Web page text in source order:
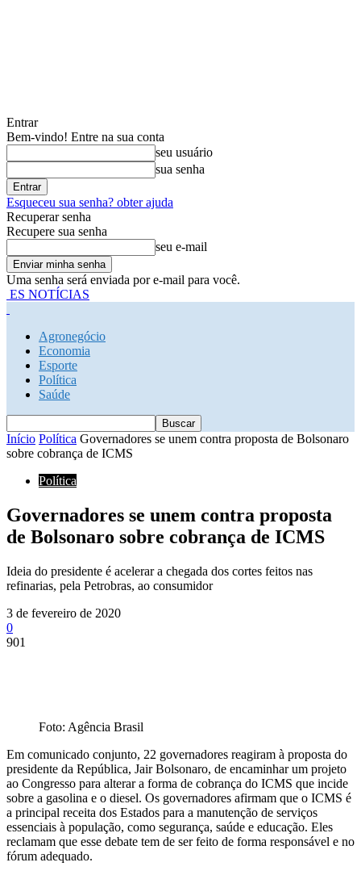
Entrar
Bem-vindo! Entre na sua conta
seu usuário
sua senha
Esqueceu sua senha? obter ajuda
Recuperar senha
Recupere sua senha
seu e-mail
Uma senha será enviada por e-mail para você.
ES NOTÍCIAS
Agronegócio
Economia
Esporte
Política
Saúde
Início Política Governadores se unem contra proposta de Bolsonaro
sobre cobrança de ICMS
Política
Governadores se unem contra proposta
de Bolsonaro sobre cobrança de ICMS
Ideia do presidente é acelerar a chegada dos cortes feitos nas
refinarias, pela Petrobras, ao consumidor
3 de fevereiro de 2020
0
901
Foto: Agência Brasil
Em comunicado conjunto, 22 governadores reagiram à proposta do
presidente da República, Jair Bolsonaro, de encaminhar um projeto
ao Congresso para alterar a forma de cobrança do ICMS que incide
sobre a gasolina e o diesel. Os governadores afirmam que o ICMS é
a principal receita dos Estados para a manutenção de serviços
essenciais à população, como segurança, saúde e educação. Eles
reclamam que esse debate tem de ser feito de forma responsável e no
fórum adequado.